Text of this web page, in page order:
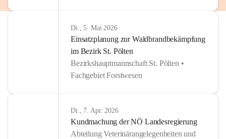
Di., 5. Mai 2026
Einsatzplanung zur Waldbrandbekämpfung
im Bezirk St. Pölten
Bezirkshauptmannschaft St. Pölten •
Fachgebiet Forstwesen
Di., 7. Apr. 2026
Kundmachung der NÖ Landesregierung
Abteilung Veterinärangelegenheiten und